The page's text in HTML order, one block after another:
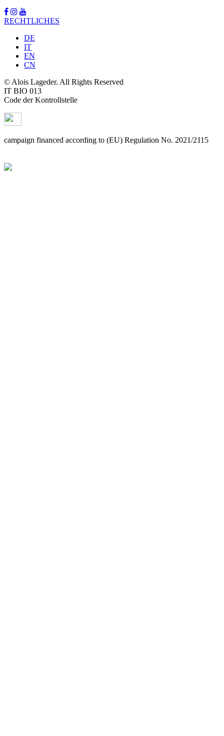
RECHTLICHES
DE
IT
EN
CN
© Alois Lageder. All Rights Reserved
IT BIO 013
Code der Kontrollstelle
campaign financed according to (EU) Regulation No. 2021/2115